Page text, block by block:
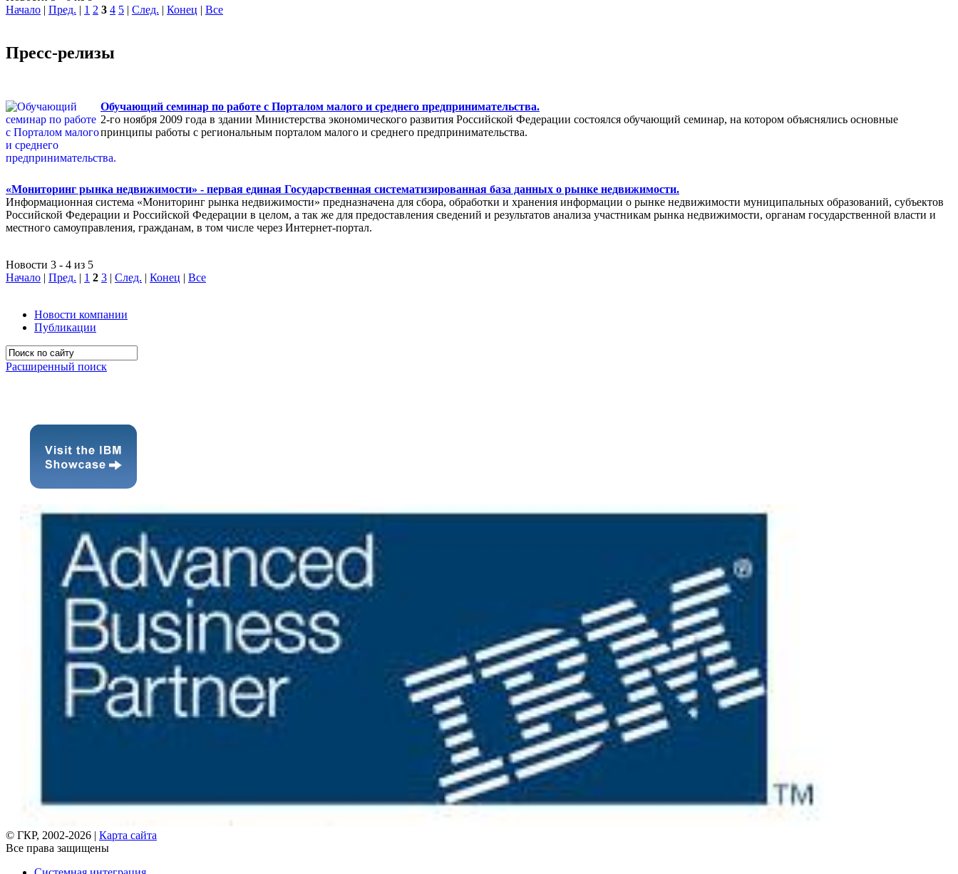
Начало | Пред. | 1 2 3 4 5 | След. | Конец | Все
Пресс-релизы
Обучающий семинар по работе с Порталом малого и среднего предпринимательства.
2-го ноября 2009 года в здании Министерства экономического развития Российской Федерации состоялся обучающий семинар, на котором объяснялись основные
принципы работы с региональным порталом малого и среднего предпринимательства.
«Мониторинг рынка недвижимости» - первая единая Государственная систематизированная база данных о рынке недвижимости.
Информационная система «Мониторинг рынка недвижимости» предназначена для сбора, обработки и хранения информации о рынке недвижимости муниципальных образований, субъектов
Российской Федерации и Российской Федерации в целом, а так же для предоставления сведений и результатов анализа участникам рынка недвижимости, органам государственной власти и
местного самоуправления, гражданам, в том числе через Интернет-портал.
Новости 3 - 4 из 5
Начало | Пред. | 1 2 3 | След. | Конец | Все
Новости компании
Публикации
Расширенный поиск
© ГКР, 2002-2026 | Карта сайта
Все права защищены